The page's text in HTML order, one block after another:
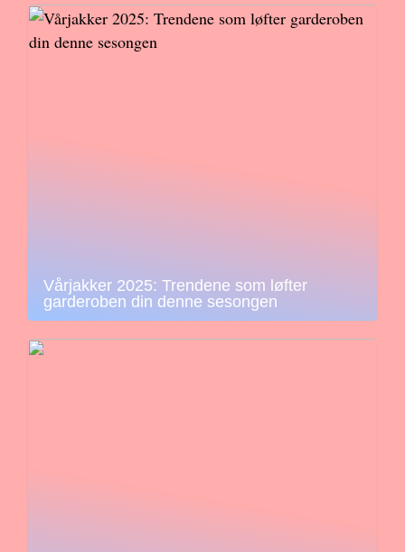
Vårjakker 2025: Trendene som løfter
garderoben din denne sesongen